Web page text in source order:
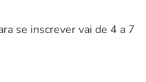
se inscrever vai de 4 a 7